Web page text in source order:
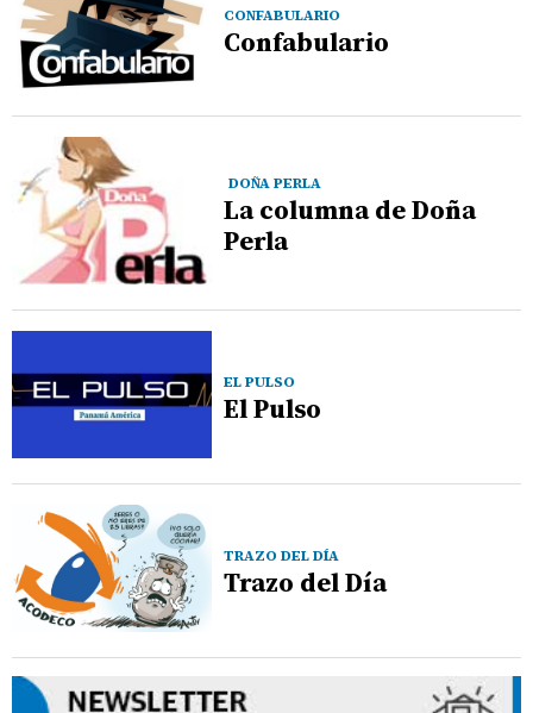
CONFABULARIO
Confabulario
DOÑA PERLA
La columna de Doña
Perla
EL PULSO
El Pulso
TRAZO DEL DÍA
Trazo del Día